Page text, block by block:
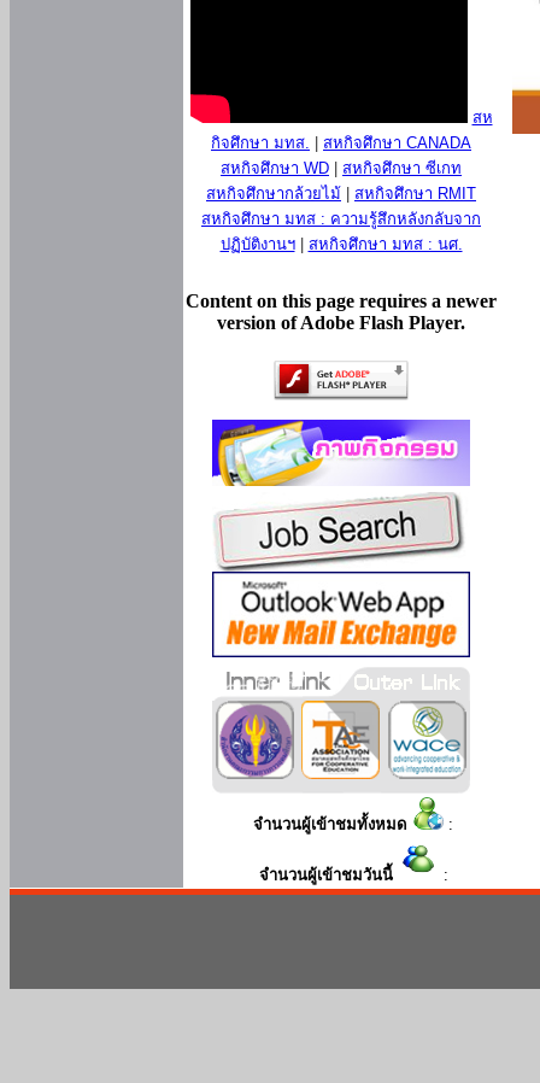
สห
กิจศึกษา มทส.
สหกิจศึกษา CANADA
สหกิจศึกษา WD
สหกิจศึกษา ซีเกท
สหกิจศึกษากล้วยไม้
สหกิจศึกษา RMIT
สหกิจศึกษา มทส : ความรู้สึกหลังกลับจาก
ปฏิบัติงานฯ| สหกิจศึกษา มทส : นศ.
Content on this page requires a newer
version of Adobe Flash Player.
จำนวนผู้เข้าชมทั้งหมด :
จำนวนผู้เข้าชมวันนี้ :